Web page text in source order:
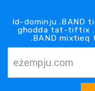
Id-dominju .BAND
għodda tat-tiftix
.BAND mixtieq